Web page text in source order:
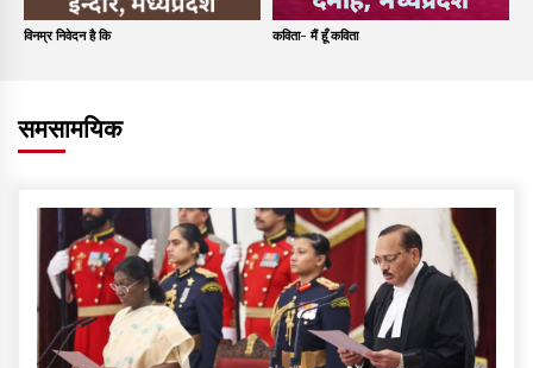
विनम्र निवेदन है कि कविता- मैं हूँ कविता
समसामयिक